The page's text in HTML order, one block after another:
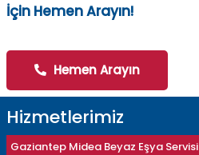
İçin Hemen Arayın!
Hemen Arayın
Hizmetlerimiz
Gaziantep Midea Beyaz Eşya Servisi